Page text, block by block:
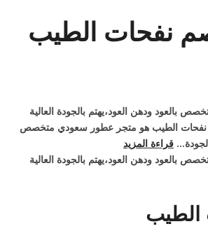
نفحات الطيب
بالعود ودهن العود،يهتم بالجودة العالية
نفحات الطيب هو متجر عطور سعودي متخصص
قراءة المزيد
بالعود ودهن العود،يهتم بالجودة العالية
الطيب